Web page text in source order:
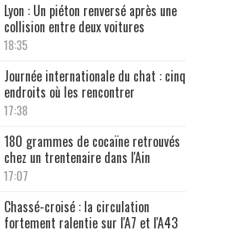
Lyon : Un piéton renversé après une
collision entre deux voitures
18:35
Journée internationale du chat : cinq
endroits où les rencontrer
17:38
180 grammes de cocaïne retrouvés
chez un trentenaire dans l'Ain
17:07
Chassé-croisé : la circulation
fortement ralentie sur l'A7 et l'A43